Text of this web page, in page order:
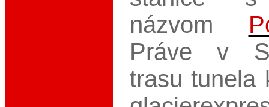
názvom
Práve v
trasu tunela